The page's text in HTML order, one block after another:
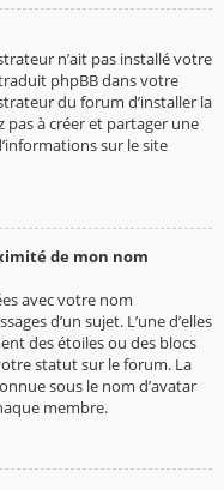
n’ait pas installé votre
phpBB dans votre
du forum d’installer la
pas à créer et partager une
sur le site
de mon nom
avec votre nom
d’un sujet. L’une d’elles
des étoiles ou des blocs
statut sur le forum. La
sous le nom d’avatar
membre.